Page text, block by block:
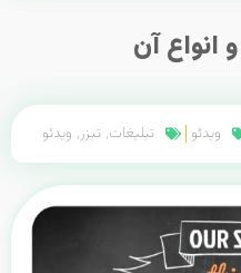
انواع آن
ویدئو تبلیغات,تیزر, ویدئو